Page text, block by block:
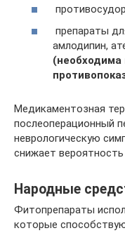
препараты
амлодипин,
(необходима
Медикаментозная
послеоперационный
неврологическую
снижает
Народные
Фитопрепараты
которые